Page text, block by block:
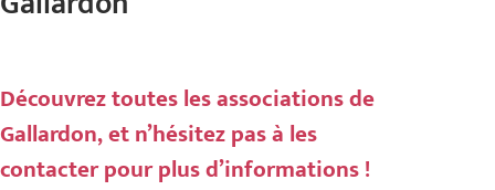
Découvrez toutes les associations de
Gallardon, et n’hésitez pas à les
contacter pour plus d’informations !